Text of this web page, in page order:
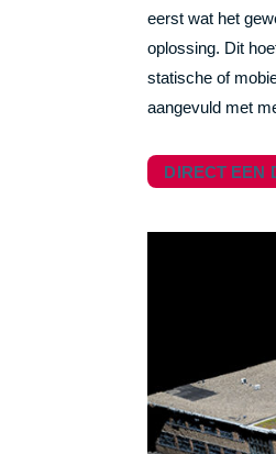
eerst wat het
oplossing. Dit
statische of
aangevuld met
DIRECT EEN